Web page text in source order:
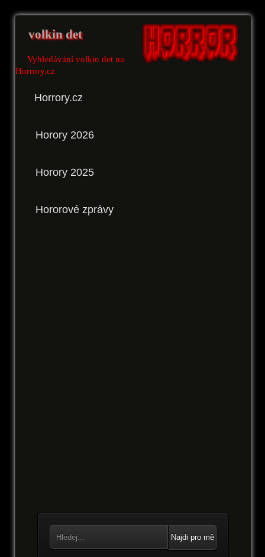
volkin det
Vyhledávání volkin det na
Horrory.cz
Horrory.cz
Horory 2026
Horory 2025
Hororové zprávy
Najdi pro mě